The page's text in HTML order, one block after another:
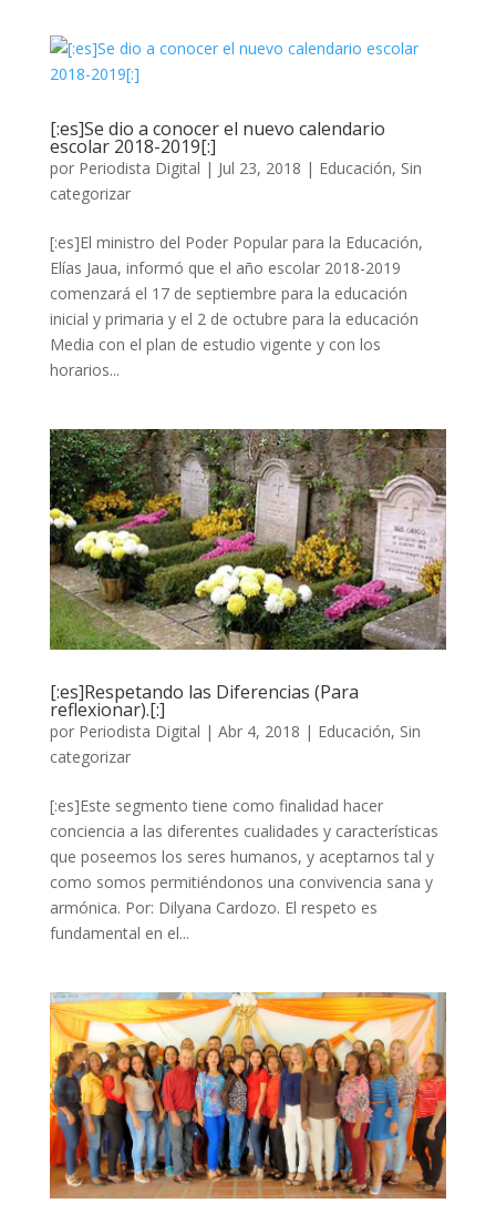
[:es]Se dio a conocer el nuevo calendario
escolar 2018-2019[:]
por Periodista Digital | Jul 23, 2018 | Educación, Sin
categorizar
[:es]El ministro del Poder Popular para la Educación,
Elías Jaua, informó que el año escolar 2018-2019
comenzará el 17 de septiembre para la educación
inicial y primaria y el 2 de octubre para la educación
Media con el plan de estudio vigente y con los
horarios...
[:es]Respetando las Diferencias (Para
reflexionar).[:]
por Periodista Digital | Abr 4, 2018 | Educación, Sin
categorizar
[:es]Este segmento tiene como finalidad hacer
conciencia a las diferentes cualidades y características
que poseemos los seres humanos, y aceptarnos tal y
como somos permitiéndonos una convivencia sana y
armónica. Por: Dilyana Cardozo. El respeto es
fundamental en el...